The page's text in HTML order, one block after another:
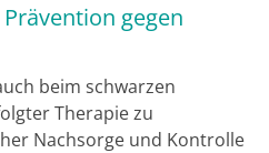
gegen
beim schwarzen
Therapie zu
Nachsorge und Kontrolle